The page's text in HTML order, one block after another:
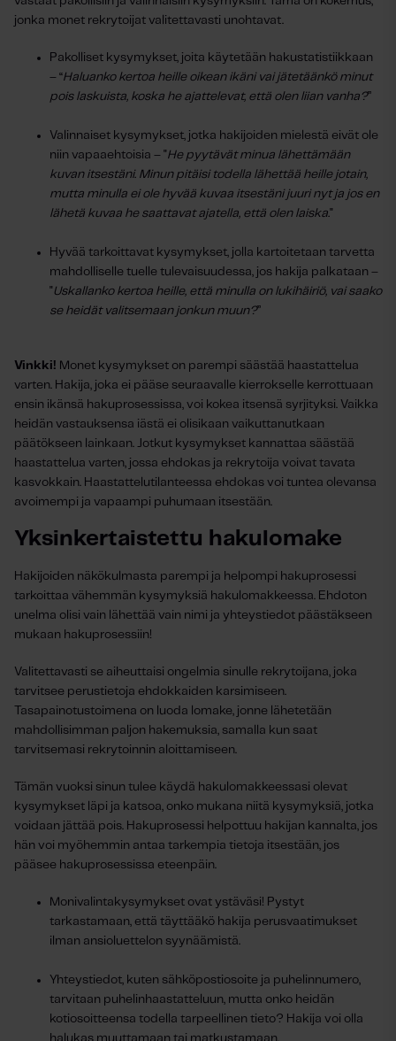
jonka monet rekrytoijat valitettavasti unohtavat.
Pakolliset kysymykset, joita käytetään hakustatistiikkaan
– “Haluanko kertoa heille oikean ikäni vai jätetäänkö minut
pois laskuista, koska he ajattelevat, että olen liian vanha?”
Valinnaiset kysymykset, jotka hakijoiden mielestä eivät ole
niin vapaaehtoisia – "He pyytävät minua lähettämään
kuvan itsestäni. Minun pitäisi todella lähettää heille jotain,
mutta minulla ei ole hyvää kuvaa itsestäni juuri nyt ja jos en
lähetä kuvaa he saattavat ajatella, että olen laiska."
Hyvää tarkoittavat kysymykset, jolla kartoitetaan tarvetta
mahdolliselle tuelle tulevaisuudessa, jos hakija palkataan –
" Uskallanko kertoa heille, että minulla on lukihäiriö, vai saako
se heidät valitsemaan jonkun muun?”
Vinkki! Monet kysymykset on parempi säästää haastattelua
varten. Hakija, joka ei pääse seuraavalle kierrokselle kerrottuaan
ensin ikänsä hakuprosessissa, voi kokea itsensä syrjityksi. Vaikka
heidän vastauksensa iästä ei olisikaan vaikuttanutkaan
päätökseen lainkaan. Jotkut kysymykset kannattaa säästää
haastattelua varten, jossa ehdokas ja rekrytoija voivat tavata
kasvokkain. Haastattelutilanteessa ehdokas voi tuntea olevansa
avoimempi ja vapaampi puhumaan itsestään.
Yksinkertaistettu hakulomake
Hakijoiden näkökulmasta parempi ja helpompi hakuprosessi
tarkoittaa vähemmän kysymyksiä hakulomakkeessa. Ehdoton
unelma olisi vain lähettää vain nimi ja yhteystiedot päästäkseen
mukaan hakuprosessiin!
Valitettavasti se aiheuttaisi ongelmia sinulle rekrytoijana, joka
tarvitsee perustietoja ehdokkaiden karsimiseen.
Tasapainotustoimena on luoda lomake, jonne lähetetään
mahdollisimman paljon hakemuksia, samalla kun saat
tarvitsemasi rekrytoinnin aloittamiseen.
Tämän vuoksi sinun tulee käydä hakulomakkeessasi olevat
kysymykset läpi ja katsoa, onko mukana niitä kysymyksiä, jotka
voidaan jättää pois. Hakuprosessi helpottuu hakijan kannalta, jos
hän voi myöhemmin antaa tarkempia tietoja itsestään, jos
pääsee hakuprosessissa eteenpäin.
Monivalintakysymykset ovat ystäväsi! Pystyt
tarkastamaan, että täyttääkö hakija perusvaatimukset
ilman ansioluettelon syynäämistä.
Yhteystiedot, kuten sähköpostiosoite ja puhelinnumero,
tarvitaan puhelinhaastatteluun, mutta onko heidän
kotiosoitteensa todella tarpeellinen tieto? Hakija voi olla
halukas muuttamaan tai matkustamaan.